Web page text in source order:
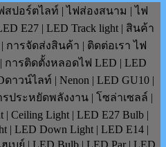
ปอร์ตไลท์ | ไฟส่องสนาม | ไฟ
E27 | LED Track light | สินค้า
ารจัดส่งสินค้า | ติดต่อเรา ไฟ
| การติดตั้งหลอดไฟ LED | LED
าวน์ไลท์ | Nenon | LED GU10 |
รประหยัดพลังงาน | โซล่าเซลล์ |
Ceiling Light | LED E27 Bulb |
| LED Down Light | LED E14 |
เบย์ | LED Bulb | LED Par | LED